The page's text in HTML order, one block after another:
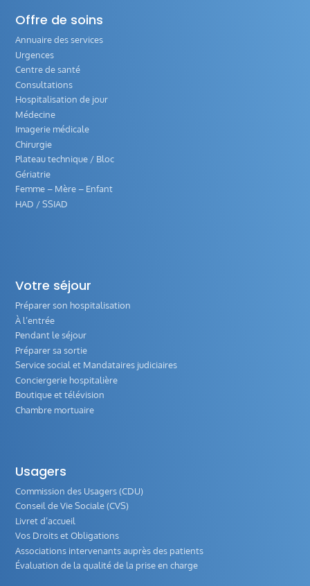
Offre de soins
Annuaire des services
Urgences
Centre de santé
Consultations
Hospitalisation de jour
Médecine
Imagerie médicale
Chirurgie
Plateau technique / Bloc
Gériatrie
Femme – Mère – Enfant
HAD / SSIAD
Votre séjour
Préparer son hospitalisation
À l’entrée
Pendant le séjour
Préparer sa sortie
Service social et Mandataires judiciaires
Conciergerie hospitalière
Boutique et télévision
Chambre mortuaire
Usagers
Commission des Usagers (CDU)
Conseil de Vie Sociale (CVS)
Livret d’accueil
Vos Droits et Obligations
Associations intervenants auprès des patients
Évaluation de la qualité de la prise en charge